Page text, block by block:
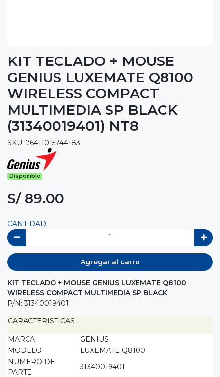
KIT TECLADO + MOUSE
GENIUS LUXEMATE Q8100
WIRELESS COMPACT
MULTIMEDIA SP BLACK
(31340019401) NT8
SKU: 76411015744183
Disponible
S/ 89.00
CANTIDAD
Agregar al carro
KIT TECLADO + MOUSE GENIUS LUXEMATE Q8100
WIRELESS COMPACT MULTIMEDIA SP BLACK
P/N: 31340019401
CARACTERISTICAS
MARCA
GENIUS
MODELO
LUXEMATE Q8100
NUMERO DE
PARTE
31340019401